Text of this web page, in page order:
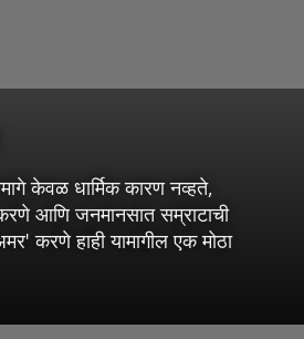
केवळ धार्मिक कारण नव्हते,
आणि जनमानसात सम्राटाची
करणे हाही यामागील एक मोठा